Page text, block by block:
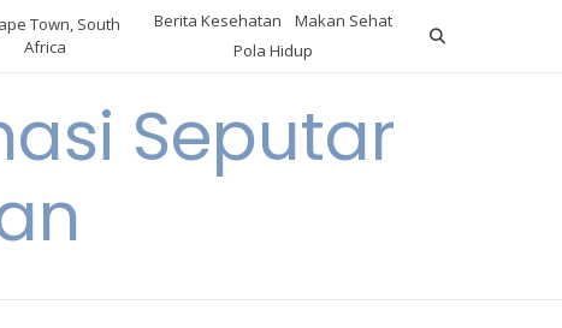
Town, South
Africa
Berita Kesehatan
Makan Sehat
Pola Hidup
Seputar